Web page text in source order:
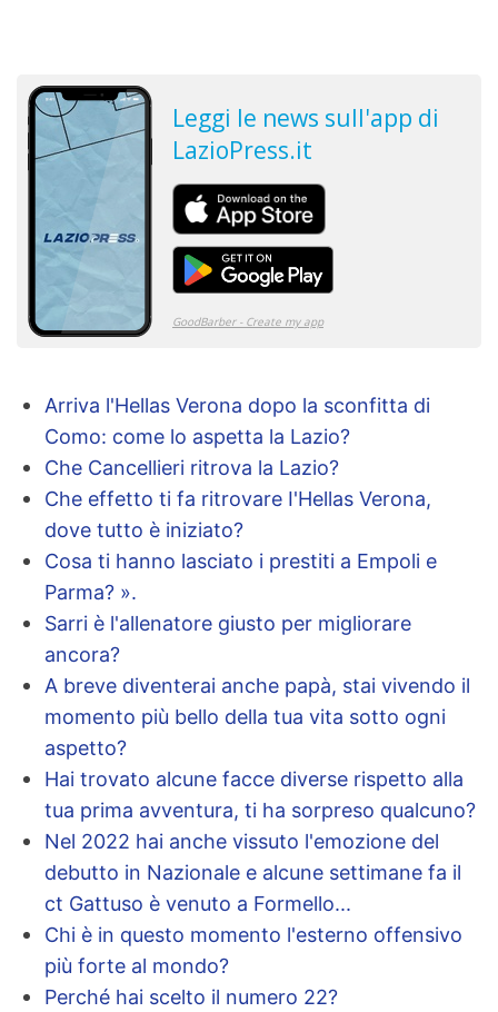
Arriva l'Hellas Verona dopo la sconfitta di
Como: come lo aspetta la Lazio?
Che Cancellieri ritrova la Lazio?
Che effetto ti fa ritrovare I'Hellas Verona,
dove tutto è iniziato?
Cosa ti hanno lasciato i prestiti a Empoli e
Parma? ».
Sarri è l'allenatore giusto per migliorare
ancora?
A breve diventerai anche papà, stai vivendo il
momento più bello della tua vita sotto ogni
aspetto?
Hai trovato alcune facce diverse rispetto alla
tua prima avventura, ti ha sorpreso qualcuno?
Nel 2022 hai anche vissuto l'emozione del
debutto in Nazionale e alcune settimane fa il
ct Gattuso è venuto a Formello...
Chi è in questo momento l'esterno offensivo
più forte al mondo?
Perché hai scelto il numero 22?